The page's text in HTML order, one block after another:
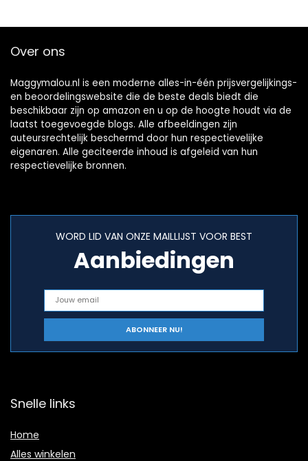
Over ons
Maggymalou.nl is een moderne alles-in-één prijsvergelijkings-
en beoordelingswebsite die de beste deals biedt die
beschikbaar zijn op amazon en u op de hoogte houdt via de
laatst toegevoegde blogs. Alle afbeeldingen zijn
auteursrechtelijk beschermd door hun respectievelijke
eigenaren. Alle geciteerde inhoud is afgeleid van hun
respectievelijke bronnen.
WORD LID VAN ONZE MAILLIJST VOOR BEST
Aanbiedingen
Snelle links
Home
Alles winkelen